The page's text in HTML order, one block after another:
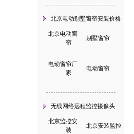
北京电动别墅窗帘安装价格
北京电动窗
帘
别墅窗帘
电动窗帘厂
家
电动窗帘
无线网络远程监控摄像头
北京监控安
装
北京安装监控